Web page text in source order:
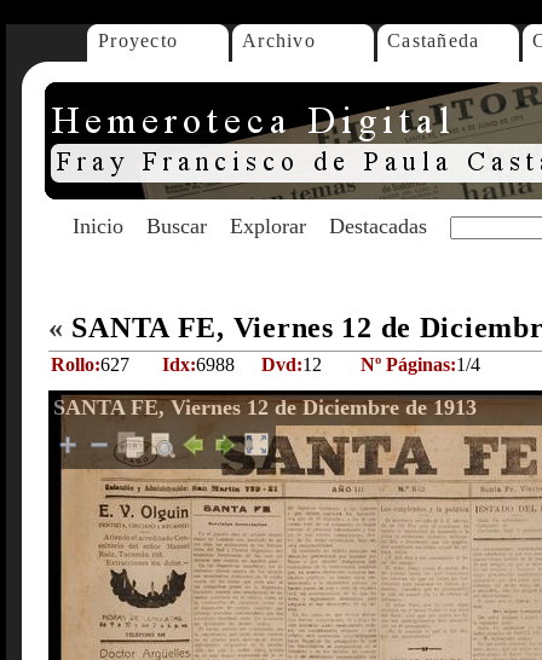
Proyecto Archivo Castañeda
Inicio Buscar Explorar Destacadas
« SANTA FE, Viernes 12 de
Rollo:627 Idx:6988 Dvd:12 Nº Páginas:1/4
SANTA FE, Viernes 12 de Diciembre de 1913